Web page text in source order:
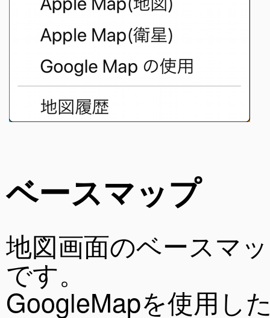
ベースマップ
地図画面のベースマ
です。
GoogleMapを使用し